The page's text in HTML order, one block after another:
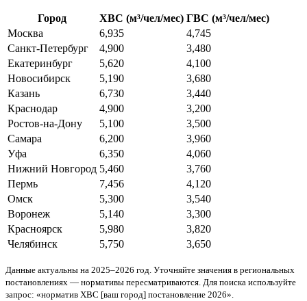
Город ХВС (м³/чел/мес) ГВС (м³/чел/мес)
Москва
6,935
4,745
Санкт-Петербург
4,900
3,480
Екатеринбург
5,620
4,100
Новосибирск
5,190
3,680
Казань
6,730
3,440
Краснодар
4,900
3,200
Ростов-на-Дону
5,100
3,500
Самара
6,200
3,960
Уфа
6,350
4,060
Нижний Новгород 5,460
3,760
Пермь
7,456
4,120
Омск
5,300
3,540
Воронеж
5,140
3,300
Красноярск
5,980
3,820
Челябинск
5,750 3,650
Данные актуальны на 2025–2026 год. Уточняйте значения в региональных
постановлениях — нормативы пересматриваются. Для поиска используйте
запрос: «норматив ХВС [ваш город] постановление 2026».